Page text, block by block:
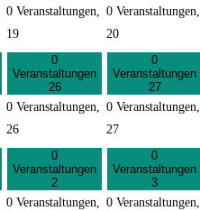
0 Veranstaltungen,
19
0 Veranstaltungen,
20
0
Veranstaltungen
26
0 Veranstaltungen,
26
0
Veranstaltungen
27
0 Veranstaltungen,
27
0
Veranstaltungen
2
0 Veranstaltungen,
0
Veranstaltungen
3
0 Veranstaltungen,